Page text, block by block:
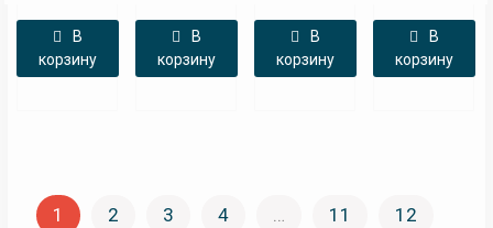
В
корзину
В
корзину
В
корзину
В
корзину
1 2 3 4 … 11 12